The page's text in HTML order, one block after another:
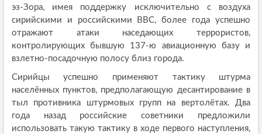
эз-Зора, имея поддержку исключительно с воздуха
сирийскими и российскими ВВС, более года успешно
отражают атаки наседающих террористов,
контролирующих бывшую 137-ю авиационную базу и
взлетно-посадочную полосу близ города.
Сирийцы успешно применяют тактику штурма
населённых пунктов, предполагающую десантирование в
тыл противника штурмовых групп на вертолётах. Два
года назад российские советники предложили
использовать такую тактику в ходе первого наступления,